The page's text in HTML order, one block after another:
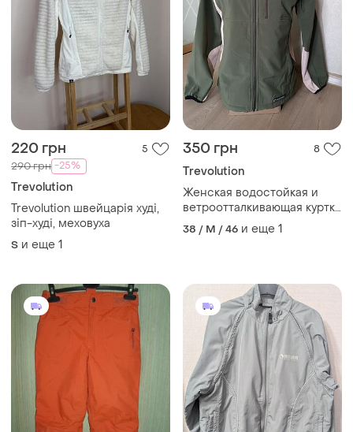
220 грн 5
290 грн -25%
Trevolution
Trevolution швейцарія худі,
зіп-худі, меховуха
S и еще 1
350 грн 8
Trevolution
Женская водостойкая и
ветроотталкивающая куртка
trevolution/спортивная
куртка с флисовой
38 / M / 46 и еще 1